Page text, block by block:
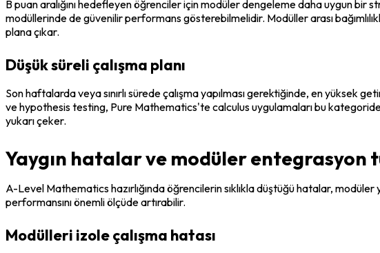
B puan aralığını hedefleyen öğrenciler için modüler dengeleme daha uygun
modüllerinde de güvenilir performans gösterebilmelidir. Modüller arası
plana çıkar.
Düşük süreli çalışma planı
Son haftalarda veya sınırlı sürede çalışma yapılması gerektiğinde, en
ve hypothesis testing, Pure Mathematics'te calculus uygulamaları bu kategoride
yukarı çeker.
Yaygın hatalar ve modüler entegrasyon
A-Level Mathematics hazırlığında öğrencilerin sıklıkla düştüğü hatalar, modüler
performansını önemli ölçüde artırabilir.
Modülleri izole çalışma hatası